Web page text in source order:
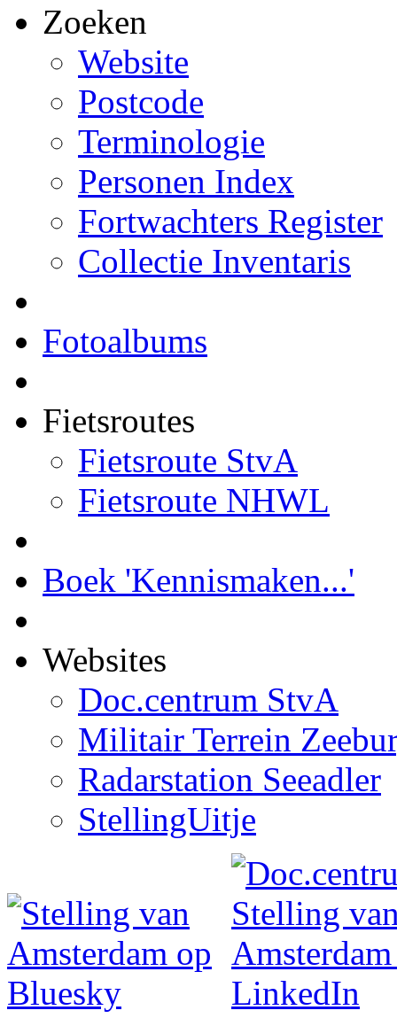
Zoeken
Website
Postcode
Terminologie
Personen Index
Fortwachters Register
Collectie Inventaris
Fotoalbums
Fietsroutes
Fietsroute StvA
Fietsroute NHWL
Boek 'Kennismaken...'
Websites
Doc.centrum StvA
Militair Terrein
Radarstation Seeadler
StellingUitje